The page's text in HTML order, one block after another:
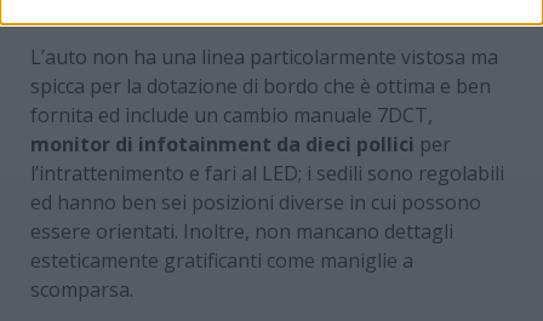
L’auto non ha una linea particolarmente vistosa ma
spicca per la dotazione di bordo che è ottima e ben
fornita ed include un cambio manuale 7DCT,
monitor di infotainment da dieci pollici per
l’intrattenimento e fari al LED; i sedili sono regolabili
ed hanno ben sei posizioni diverse in cui possono
essere orientati. Inoltre, non mancano dettagli
esteticamente gratificanti come maniglie a
scomparsa.